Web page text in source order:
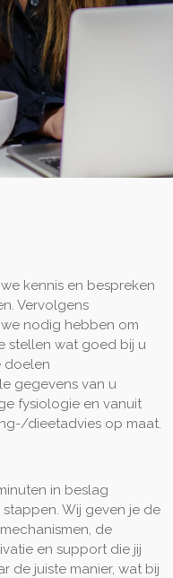
kennis en bespreken
Vervolgens
nodig hebben om
stellen wat goed bij u
doelen
gegevens van u
fysiologie en vanuit
dieetadvies op maat.
in beslag
Wij geven je de
de
en support die jij
de juiste manier, wat bij